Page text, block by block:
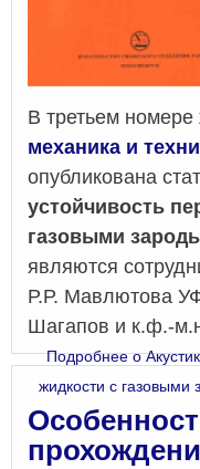
В третьем номере
механика и
опубликована
устойчивость
газовыми
являются
Р.Р. Мавлютова
Шагапов и к.ф.-
Подробнеео
жидкости с